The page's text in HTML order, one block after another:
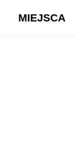
MIEJSCA